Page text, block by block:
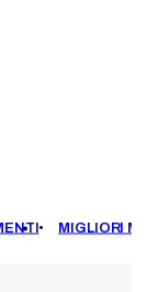
MIGLIORI